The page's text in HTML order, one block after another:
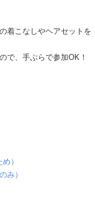
着こなしやヘアセットを
で、手ぶらで参加OK！
）
み）